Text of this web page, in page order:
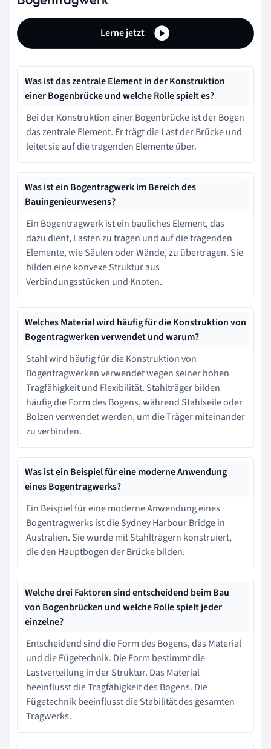
Lerne jetzt
Was ist das zentrale Element in der Konstruktion
einer Bogenbrücke und welche Rolle spielt es?
Bei der Konstruktion einer Bogenbrücke ist der Bogen
das zentrale Element. Er trägt die Last der Brücke und
leitet sie auf die tragenden Elemente über.
Was ist ein Bogentragwerk im Bereich des
Bauingenieurwesens?
Ein Bogentragwerk ist ein bauliches Element, das
dazu dient, Lasten zu tragen und auf die tragenden
Elemente, wie Säulen oder Wände, zu übertragen. Sie
bilden eine konvexe Struktur aus
Verbindungsstücken und Knoten.
Welches Material wird häufig für die Konstruktion von
Bogentragwerken verwendet und warum?
Stahl wird häufig für die Konstruktion von
Bogentragwerken verwendet wegen seiner hohen
Tragfähigkeit und Flexibilität. Stahlträger bilden
häufig die Form des Bogens, während Stahlseile oder
Bolzen verwendet werden, um die Träger miteinander
zu verbinden.
Was ist ein Beispiel für eine moderne Anwendung
eines Bogentragwerks?
Ein Beispiel für eine moderne Anwendung eines
Bogentragwerks ist die Sydney Harbour Bridge in
Australien. Sie wurde mit Stahlträgern konstruiert,
die den Hauptbogen der Brücke bilden.
Welche drei Faktoren sind entscheidend beim Bau
von Bogenbrücken und welche Rolle spielt jeder
einzelne?
Entscheidend sind die Form des Bogens, das Material
und die Fügetechnik. Die Form bestimmt die
Lastverteilung in der Struktur. Das Material
beeinflusst die Tragfähigkeit des Bogens. Die
Fügetechnik beeinflusst die Stabilität des gesamten
Tragwerks.